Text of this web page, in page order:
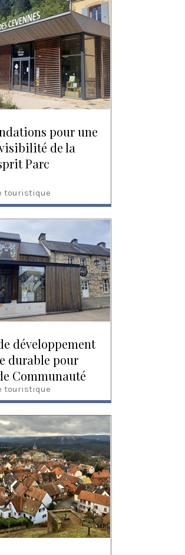
pour une
de la
Parc
touristique
développement
durable pour
Communauté
touristique